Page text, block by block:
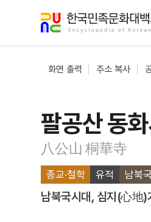
화면 출력 주소 복사
팔공산 동
八公山 桐華寺
종교·철학 유적 남북국
남북국시대, 심지(心地